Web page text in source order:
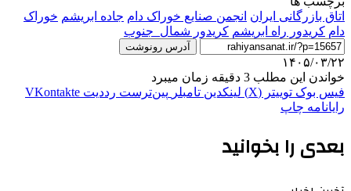
اتاق بازرگانی ایران انجمن صنایع خوراک دام جاده ابریشم خوراک
دام کریدور راه ابریشم کریدور شمال_جنوب
آدرس رونوشت
۱۴۰۵/۰۳/۲۲
خواندن این مطلب 3 دقیقه زمان میبرد
فیس بوک توییتر (X) لینکدین ‫تامبلر ‫پین‌ترست ‫رددیت ‫VKontakte
رایانامه چاپ
بعدی را بخوانید